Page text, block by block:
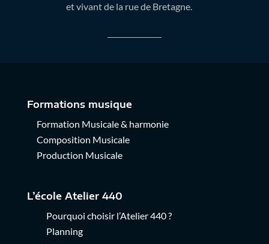
et vivant de la rue de Bretagne.
Formations musique
Formation Musicale & harmonie
Composition Musicale
Production Musicale
L’école Atelier 440
Pourquoi choisir l’Atelier 440?
Planning